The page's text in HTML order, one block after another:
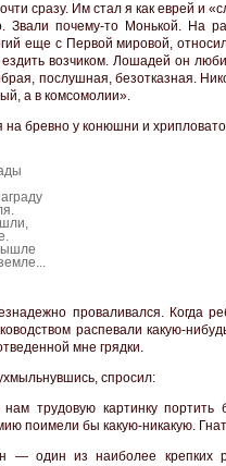
сразу. Им стал я как еврей и
Звали почему-то Монькой. На
еще с Первой мировой,
возчиком. Лошадей он
послушная, безотказная.
а в комсомолии».
на бревно у конюшни и
проваливался. Когда
распевали какую-
мне грядки.
спросил:
трудовую картинку
поимели бы какую-никакую.
— один из наиболее крепких